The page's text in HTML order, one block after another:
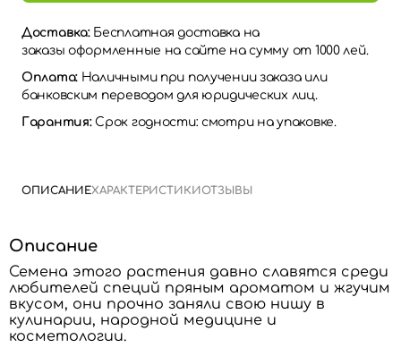
Доставка: Бесплатная доставка на
заказы оформленные на сайте на сумму от 1000 лей.
Оплата: Наличными при получении заказа или
банковским переводом для юридических лиц.
Гарантия:Срок годности: смотри на упаковке.
ОПИСАНИЕХАРАКТЕРИСТИКИОТЗЫВЫ
Описание
Семена этого растения давно славятся среди
любителей специй пряным ароматом и жгучим
вкусом, они прочно заняли свою нишу в
кулинарии, народной медицине и
косметологии.